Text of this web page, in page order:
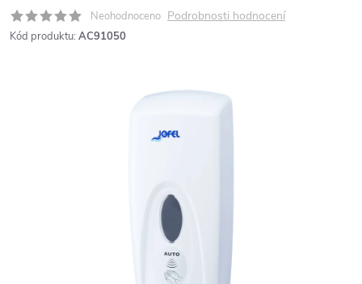
Neohodnoceno Podrobnosti hodnocení
Kód produktu: AC91050